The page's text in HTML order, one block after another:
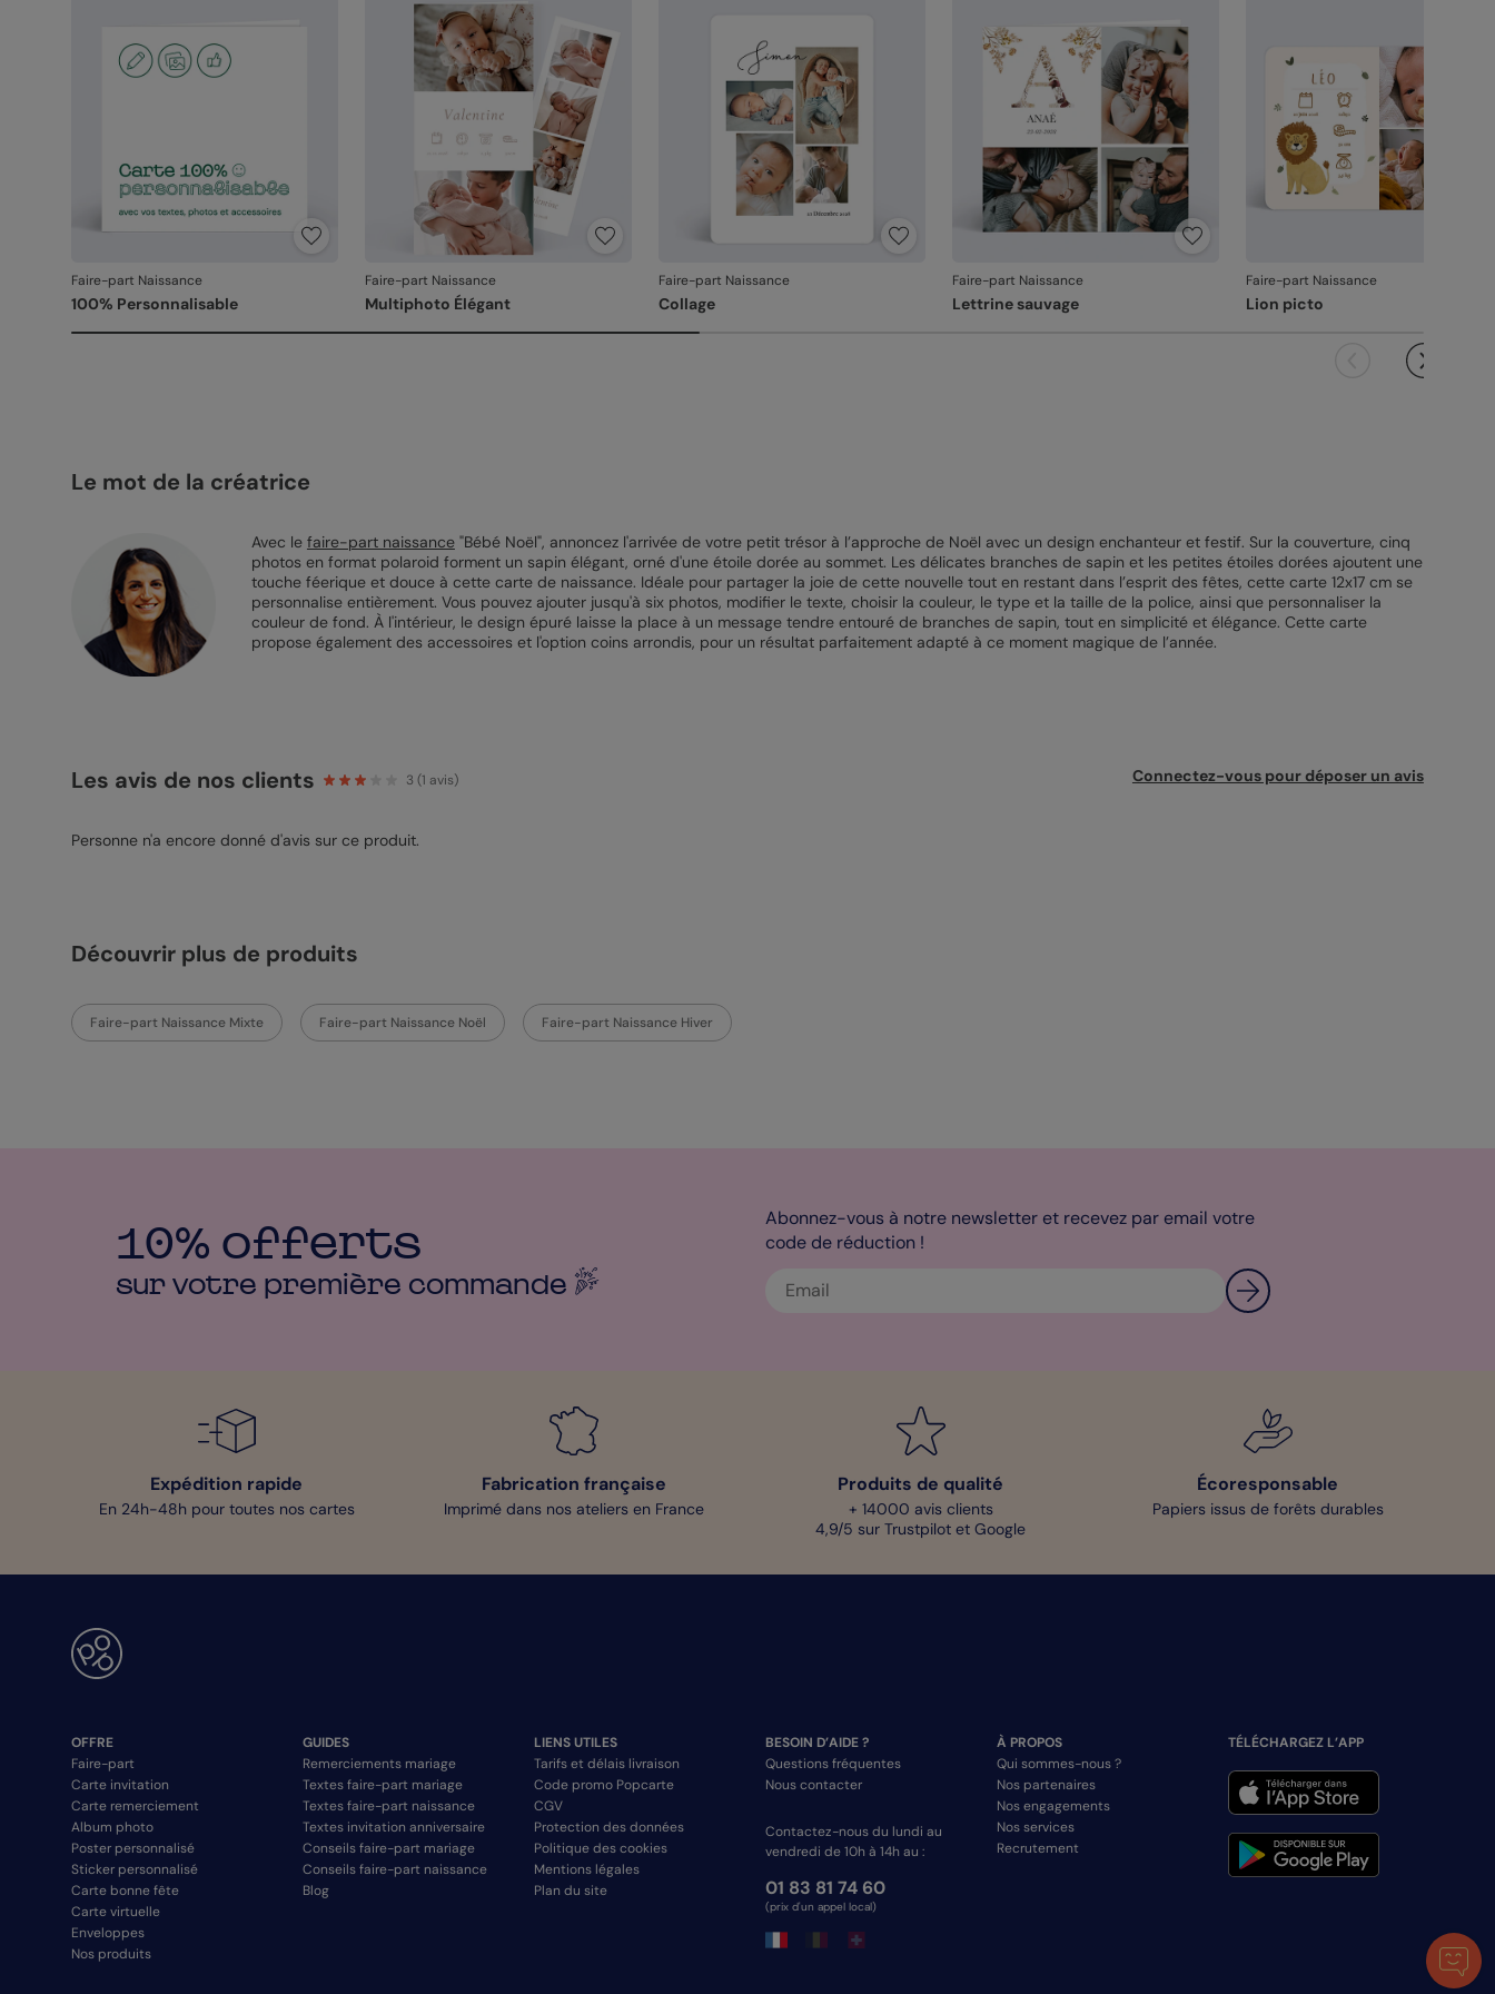
que vous avez validée (texte, photo, mise en page), le
produit ne pourra pas être repris.
Faire-part Naissance
100% Personnalisable
Faire-part Naissance
Multiphoto Élégant
Faire-part Naissance
Collage
Faire-part Naissance
Lettrine sauvage
Faire-part Naissance
Lion picto
Le mot de la créatrice
Avec le faire-part naissance"Bébé Noël", annoncez l'arrivée de votre petit trésor à l’approche de Noël avec un design enchanteur et festif. Sur la couverture, cinq
photos en format polaroid forment un sapin élégant, orné d'une étoile dorée au sommet. Les délicates branches de sapin et les petites étoiles dorées ajoutent une
touche féerique et douce à cette carte de naissance. Idéale pour partager la joie de cette nouvelle tout en restant dans l’esprit des fêtes, cette carte 12x17 cm se
personnalise entièrement. Vous pouvez ajouter jusqu'à six photos, modifier le texte, choisir la couleur, le type et la taille de la police, ainsi que personnaliser la
couleur de fond. À l'intérieur, le design épuré laisse la place à un message tendre entouré de branches de sapin, tout en simplicité et élégance. Cette carte
propose également des accessoires et l'option coins arrondis, pour un résultat parfaitement adapté à ce moment magique de l’année.
Les avis de nos clients 3 (1 avis) Connectez-vous pour déposer un avis
Personne n'a encore donné d'avis sur ce produit.
Découvrir plus de produits
Faire-part Naissance Mixte Faire-part Naissance Noël Faire-part Naissance Hiver
10% offerts
sur votre première commande
Abonnez-vous à notre newsletter et recevez par email votre
code de réduction !
Expédition rapide
En 24h-48h pour toutes nos cartes
Fabrication française
Imprimé dans nos ateliers en France
Produits de qualité
+ 14000 avis clients
4,9/5 sur Trustpilot et Google
Écoresponsable
Papiers issus de forêts durables
OFFRE
Faire-part
Carte invitation
Carte remerciement
Album photo
Poster personnalisé
Sticker personnalisé
Carte bonne fête
Carte virtuelle
Enveloppes
Nos produits
GUIDES
Remerciements mariage
Textes faire-part mariage
Textes faire-part naissance
Textes invitation anniversaire
Conseils faire-part mariage
Conseils faire-part naissance
Blog
LIENS UTILES
Tarifs et délais livraison
Code promo Popcarte
CGV
Protection des données
Politique des cookies
Mentions légales
Plan du site
BESOIN D’AIDE ?
Questions fréquentes
Nous contacter
Contactez-nous du lundi au
vendredi de 10h à 14h au :
01 83 81 74 60
(prix d'un appel local)
À PROPOS
Qui sommes-nous ?
Nos partenaires
Nos engagements
Nos services
Recrutement
TÉLÉCHARGEZ L’APP